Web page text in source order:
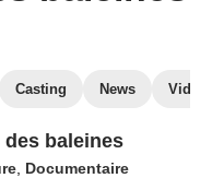
Casting News
des baleines
Documentaire